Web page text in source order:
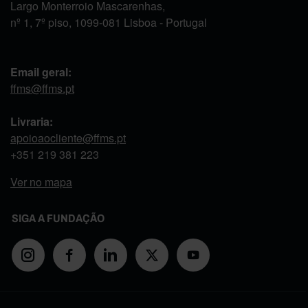
Largo Monterroio Mascarenhas,
nº 1, 7º piso, 1099-081 Lisboa - Portugal
Email geral:
ffms@ffms.pt
Livraria:
apoioaocliente@ffms.pt
+351 219 381 223
Ver no mapa
SIGA A FUNDAÇÃO